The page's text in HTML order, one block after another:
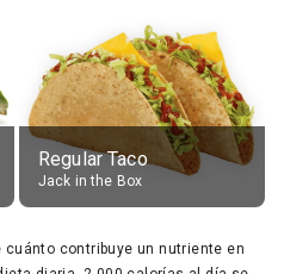
Regular Taco
Jack in the Box
cuánto contribuye un nutriente en